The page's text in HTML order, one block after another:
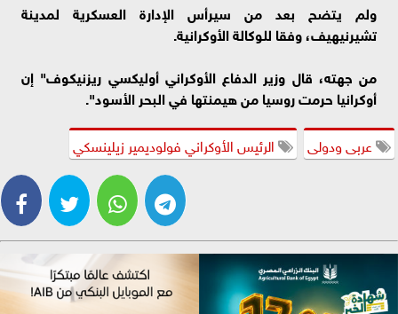
ولم يتضح بعد من سيرأس الإدارة العسكرية لمدينة
تشيرنيهيف، وفقا للوكالة الأوكرانية.
من جهته، قال وزير الدفاع الأوكراني أوليكسي ريزنيكوف" إن
أوكرانيا حرمت روسيا من هيمنتها في البحر الأسود".
عربى ودولى الرئيس الأوكراني فولوديمير زيلينسكي